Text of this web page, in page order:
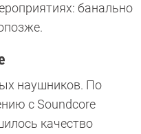
банально
наушников. По
с Soundcore
качество